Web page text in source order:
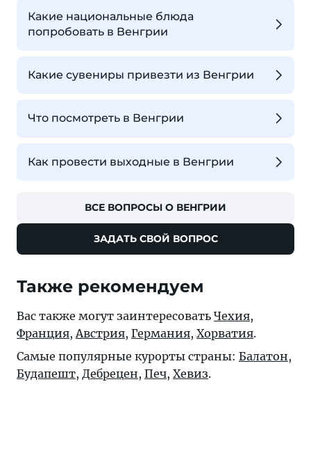
Какие национальные блюда
попробовать в Венгрии
Какие сувениры привезти из Венгрии
Что посмотреть в Венгрии
Как провести выходные в Венгрии
ВСЕ ВОПРОСЫ О ВЕНГРИИ
ЗАДАТЬ СВОЙ ВОПРОС
Также рекомендуем
Вас также могут заинтересовать Чехия,
Франция,Австрия, Германия, Хорватия.
Самые популярные курорты страны: Балатон,
Будапешт, Дебрецен, Печ, Хевиз.